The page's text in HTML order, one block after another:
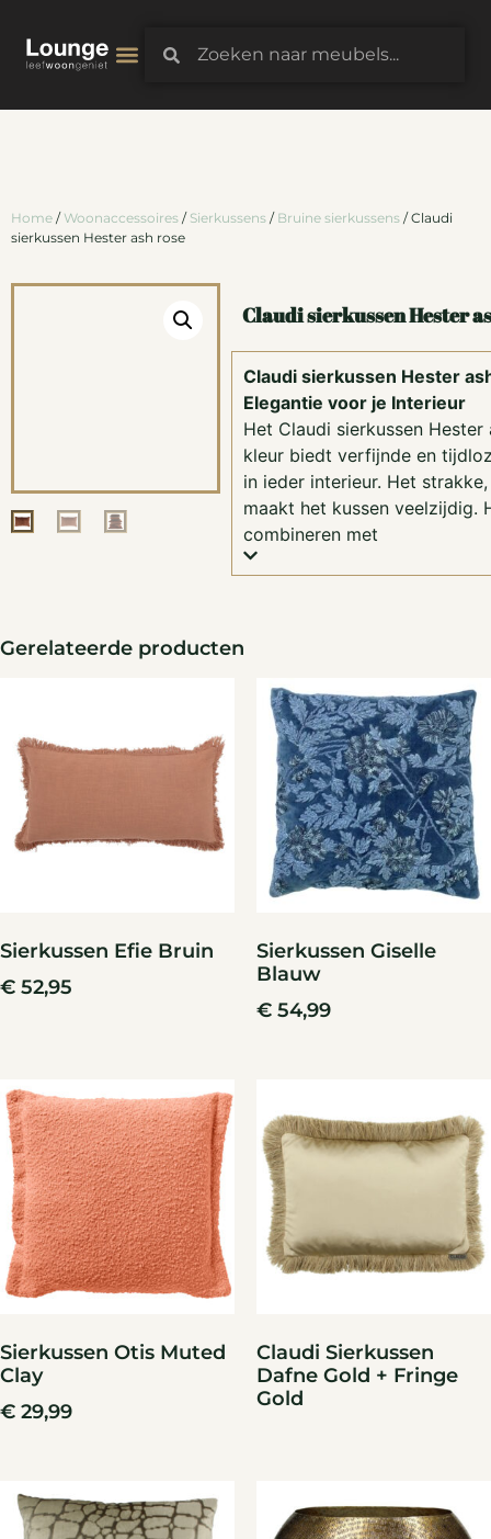
Home / Woonaccessoires / Sierkussens / Bruine sierkussens / Claudi
sierkussen Hester ash rose
Claudi sierkussen Hester
Claudi sierkussen Hester
Elegantie voor je Interieur
Het Claudi sierkussen Hester
kleur biedt verfijnde en
in ieder interieur. Het
maakt het kussen veelzijdig.
combineren met
Gerelateerde producten
Sierkussen Efie Bruin
€ 52,95
Sierkussen Giselle
Blauw
€ 54,99
Sierkussen Otis Muted
Clay
€ 29,99
Claudi Sierkussen
Dafne Gold + Fringe
Gold